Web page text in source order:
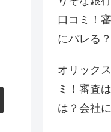
口コミ！
にバレる？
オリック
ミ！審査
は？会社